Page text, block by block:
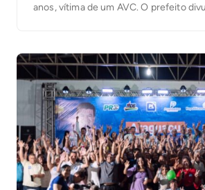
anos, vítima de um AVC. O prefeito
Sua […]